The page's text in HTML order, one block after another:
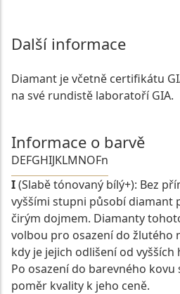
Další informace
Diamant je včetně certifikátu
na své rundistě laboratoří GIA.
Informace o barvě
DEFGHIJKLMNOFn
I(Slabě tónovaný bílý+): Bez
vyššími stupni působí diamant
čirým dojmem. Diamanty
volbou pro osazení do žlutého
kdy je jejich odlišení od
Po osazení do barevného kovu
poměr kvality k jeho ceně.